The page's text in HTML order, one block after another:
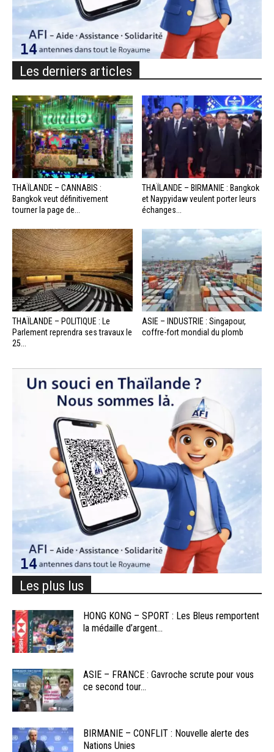
Les derniers articles
THAÏLANDE – CANNABIS :
Bangkok veut définitivement
tourner la page de...
THAÏLANDE – BIRMANIE : Bangkok
et Naypyidaw veulent porter leurs
échanges...
THAÏLANDE – POLITIQUE : Le
Parlement reprendra ses travaux le
25...
ASIE – INDUSTRIE : Singapour,
coffre-fort mondial du plomb
Les plus lus
HONG KONG – SPORT : Les Bleus remportent
la médaille d’argent...
ASIE – FRANCE : Gavroche scrute pour vous
ce second tour...
BIRMANIE – CONFLIT : Nouvelle alerte des
Nations Unies